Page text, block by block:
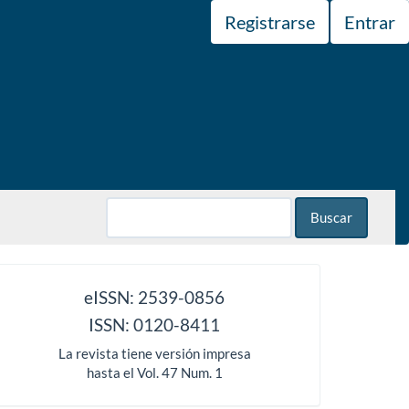
Registrarse Entrar
Buscar
eISSN: 2539-0856
ISSN: 0120-8411
La revista tiene versión impresa
hasta el Vol. 47 Num. 1